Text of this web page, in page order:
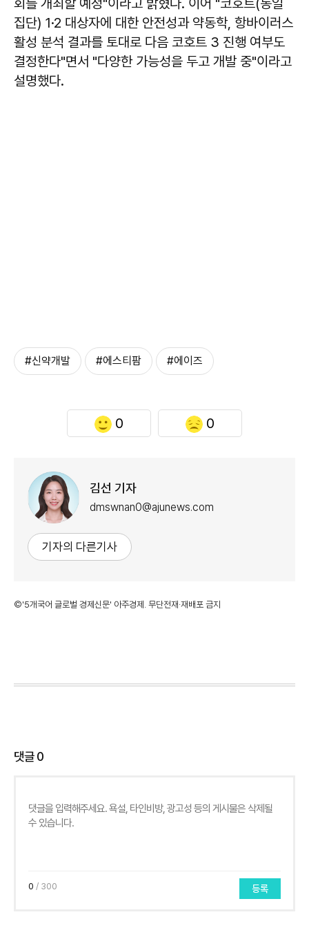
회를 개최할 예정"이라고 밝혔다. 이어 "코호트(동일
집단) 1·2 대상자에 대한 안전성과 약동학, 항바이러스
활성 분석 결과를 토대로 다음 코호트 3 진행 여부도
결정한다"면서 "다양한 가능성을 두고 개발 중"이라고
설명했다.
#신약개발 #에스티팜 #에이즈
0 0
김선 기자
dmswnan0@ajunews.com
기자의 다른기사
©'5개국어 글로벌 경제신문' 아주경제. 무단전재·재배포 금지
댓글0
0 / 300 등록